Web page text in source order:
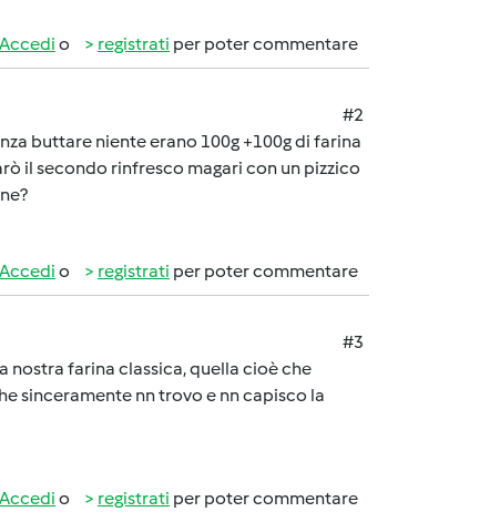
Accedi o registrati per poter commentare
#2
buttare niente erano 100g +100g di farina
il secondo rinfresco magari con un pizzico
Accedi o registrati per poter commentare
#3
nostra farina classica, quella cioè che
sinceramente nn trovo e nn capisco la
Accedi o registrati per poter commentare